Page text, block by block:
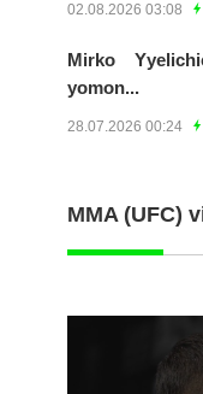
02.08.2026 03:08
Mirko
yomon...
28.07.2026 00:24
MMA (UFC)